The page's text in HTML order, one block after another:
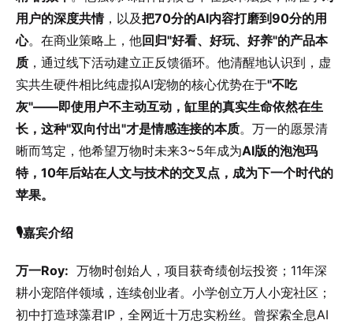
用户的深度共情，以及把70分的AI内容打磨到90分的用
心。在商业策略上，他回归"好看、好玩、好养"的产品本
质 ，通过线下活动建立正反馈循环。他清醒地认识到，虚
实共生硬件相比纯虚拟AI宠物的核心优势在于"不吃
灰"——即使用户不主动互动，缸里的真实生命依然在生
长，这种"双向付出"才是情感连接的本质。万一的愿景清
晰而笃定，他希望万物时未来3~5年成为AI版的泡泡玛
特，10年后站在人文与技术的交叉点，成为下一个时代的
苹果。
🎙️嘉宾介绍
万一Roy: 万物时创始人，项目获奇绩创坛投资；11年深
耕小宠陪伴领域，连续创业者。小学创立万人小宠社区；
初中打造球藻君IP，全网近十万忠实粉丝。曾探索全息AI